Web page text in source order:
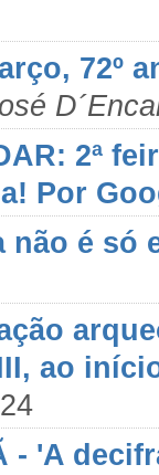
72º
2ª
Por
é só
ao
- 'A